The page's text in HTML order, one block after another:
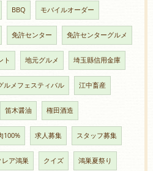
BBQ モバイルオーダー
免許センター 免許センターグルメ
ト 地元グルメ 埼玉縣信用金庫
ルメフェスティバル 江中畜産
笛木醤油 権田酒造
100% 求人募集 スタッフ募集
レア鴻巣 クイズ 鴻巣夏祭り